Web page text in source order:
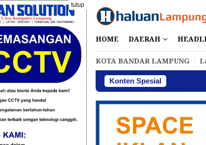
Loncat
ke
konten
tutup
HOME DAERAH
KOTA BANDAR LAMPUNG
Konten Spesial